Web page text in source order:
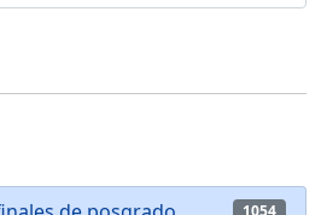
1054